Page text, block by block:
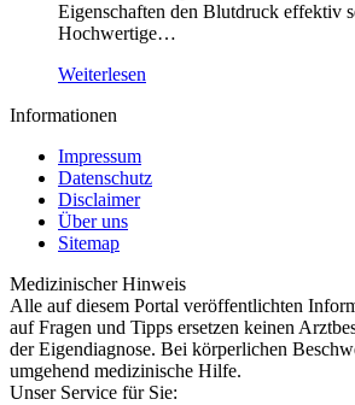
Eigenschaften den Blutdruck effektiv
Hochwertige…
Weiterlesen
Informationen
Impressum
Datenschutz
Disclaimer
Über uns
Sitemap
Medizinischer Hinweis
Alle auf diesem Portal veröffentlichten
auf Fragen und Tipps ersetzen keinen
der Eigendiagnose. Bei körperlichen
umgehend medizinische Hilfe.
Unser Service für Sie: